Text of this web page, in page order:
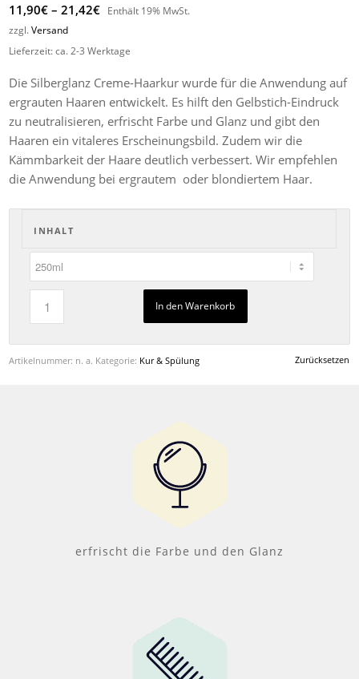
11,90€ –21,42€Preisspanne:
bis
Enthält 19% MwSt.
zzgl.Versand
Lieferzeit: ca. 2-3 Werktage
Die Silberglanz Creme-Haarkur wurde für die Anwendung auf
ergrauten Haaren entwickelt. Es hilft den Gelbstich-Eindruck
zu neutralisieren, erfrischt Farbe und Glanz und gibt den
Haaren ein vitaleres Erscheinungsbild. Zudem wir die
Kämmbarkeit der Haare deutlich verbessert. Wir empfehlen
die Anwendung bei ergrautem oder blondiertem Haar.
INHALT
Zurücksetzen
In den Warenkorb
Artikelnummer: n. a. Kategorie: Kur & Spülung
erfrischt die Farbe und den Glanz